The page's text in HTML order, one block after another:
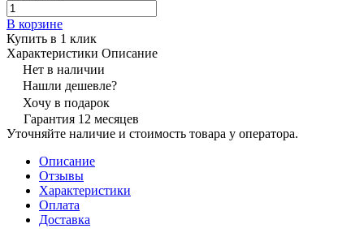
В корзине
Купить в 1 клик
Характеристики Описание
Нет в наличии
Нашли дешевле?
Хочу в подарок
Гарантия 12 месяцев
Уточняйте наличие и стоимость товара у оператора.
Описание
Отзывы
Характеристики
Оплата
Доставка